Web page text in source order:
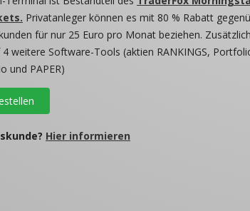
Privatanleger können es mit 80 % Rabatt
für nur 25 Euro pro Monat beziehen.
weitere Software-Tools (aktien RANKINGS,
und PAPER)
Hier informieren